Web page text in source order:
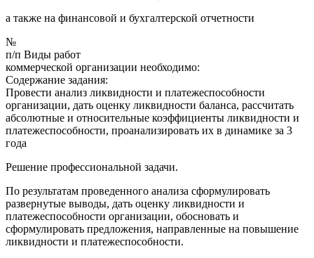
а также на финансовой и бухгалтерской отчетности
№
п/п Виды работ
коммерческой организации необходимо:
Содержание задания:
Провести анализ ликвидности и платежеспособности
организации, дать оценку ликвидности баланса, рассчитать
абсолютные и относительные коэффициенты ликвидности и
платежеспособности, проанализировать их в динамике за 3
года
Решение профессиональной задачи.
По результатам проведенного анализа сформулировать
развернутые выводы, дать оценку ликвидности и
платежеспособности организации, обосновать и
сформулировать предложения, направленные на повышение
ликвидности и платежеспособности.